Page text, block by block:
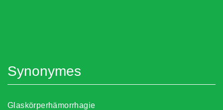
Synonymes
Glaskörperhämorrhagie